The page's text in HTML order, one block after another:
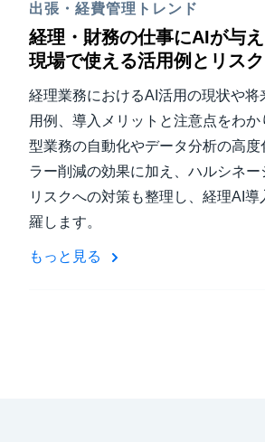
出張・経費管理トレンド
経理・財務の仕事にAIが与
現場で使える活用例とリス
経理業務におけるAI活用の現状や将
用例、導入メリットと注意点をわ
型業務の自動化やデータ分析の高度
ラー削減の効果に加え、ハルシネ
リスクへの対策も整理し、経理AI導
羅します。
もっと見る